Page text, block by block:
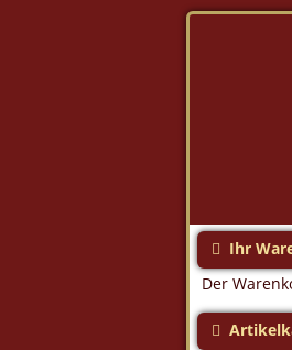
Ihr
Der